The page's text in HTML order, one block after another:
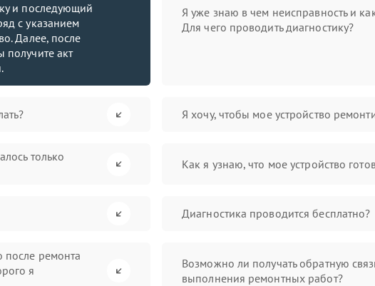
и последующий
с указанием
Далее, после
получите акт
Я уже знаю в чем неисправность и
Для чего проводить диагностику?
Я хочу, чтобы мое устройство
только
Как я узнаю, что мое устройство
Диагностика проводится бесплатно?
после ремонта
я
Возможно ли получать обратную
выполнения ремонтных работ?